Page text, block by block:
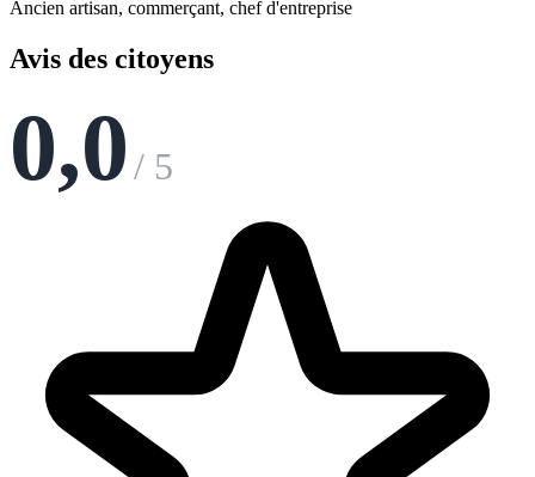
Ancien artisan, commerçant, chef d'entreprise
Avis des citoyens
0,0/ 5